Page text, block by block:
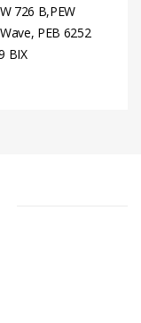
726 B,PEW
PEB 6252
BIX